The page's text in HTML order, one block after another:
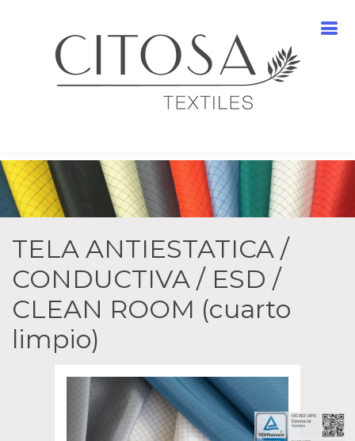
TELA ANTIESTATICA /
CONDUCTIVA / ESD /
CLEAN ROOM (cuarto
limpio)